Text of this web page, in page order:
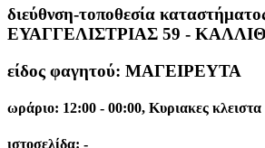
διεύθνση-τοποθεσία
ΕΥΑΓΓΕΛΙΣΤΡΙΑΣ 59 -
είδος φαγητού: ΜΑΓΕΙΡΕΥΤΑ
ωράριο: 12:00 - 00:00, Κυριακες κλειστα
ιστοσελίδα: -